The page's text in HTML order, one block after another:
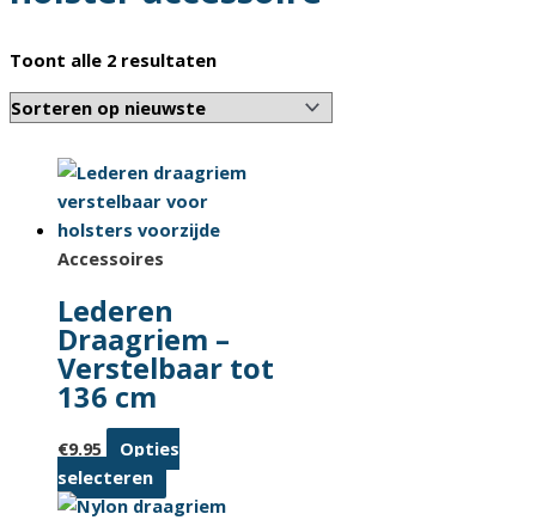
Toont alle 2 resultatenGesorteerd
op
nieuwste
Accessoires
Lederen
Draagriem –
Verstelbaar tot
136 cm
€9.95
Opties
selecteren Dit
product